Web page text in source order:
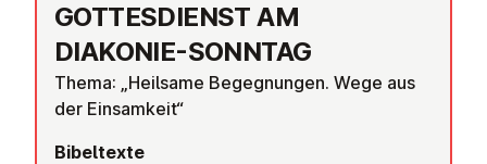
GOT­TES­DIENST AM
DIAKONIE-SONNTAG
Thema: „Heilsame Begegnungen. Wege aus
der Einsamkeit“
Bibeltexte